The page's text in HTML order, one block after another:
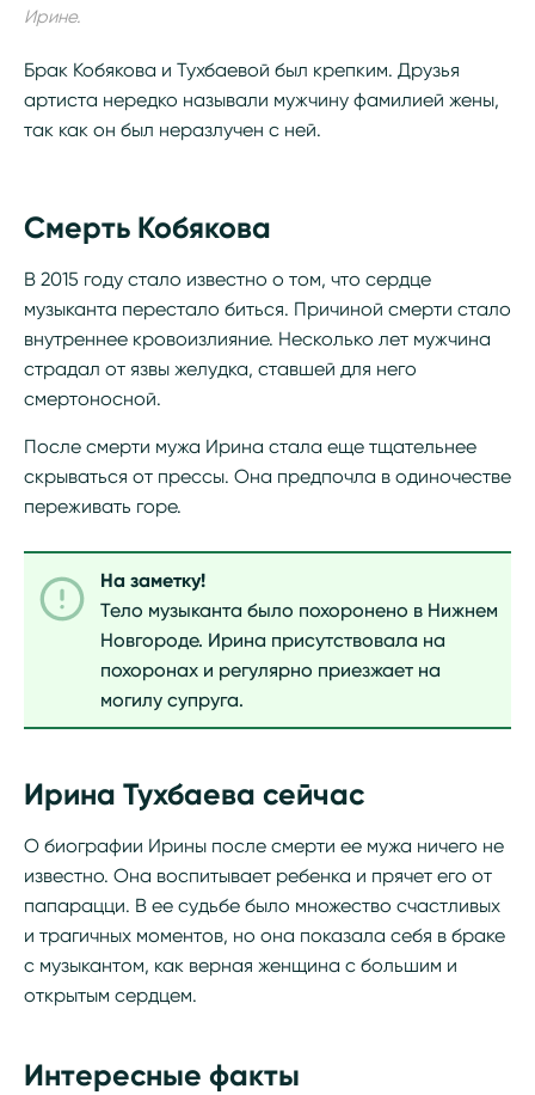
Ирине.
Брак Кобякова и Тухбаевой был крепким. Друзья
артиста нередко называли мужчину фамилией жены,
так как он был неразлучен с ней.
Смерть Кобякова
В 2015 году стало известно о том, что сердце
музыканта перестало биться. Причиной смерти стало
внутреннее кровоизлияние. Несколько лет мужчина
страдал от язвы желудка, ставшей для него
смертоносной.
После смерти мужа Ирина стала еще тщательнее
скрываться от прессы. Она предпочла в одиночестве
переживать горе.
На заметку!
Тело музыканта было похоронено в Нижнем
Новгороде. Ирина присутствовала на
похоронах и регулярно приезжает на
могилу супруга.
Ирина Тухбаева сейчас
О биографии Ирины после смерти ее мужа ничего не
известно. Она воспитывает ребенка и прячет его от
папарацци. В ее судьбе было множество счастливых
и трагичных моментов, но она показала себя в браке
с музыкантом, как верная женщина с большим и
открытым сердцем.
Интересные факты